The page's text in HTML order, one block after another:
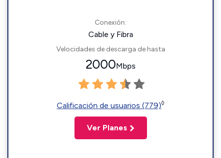
Conexión:
Cable y Fibra
Velocidades de descarga de hasta
2000Mbps
Calificación de usuarios (779)◊
Ver Planes